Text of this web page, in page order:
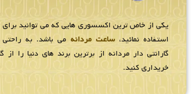
یکی از خاص ترین اکسسوری هایی که می توانید برای
استفاده نمائید، ساعت مردانه می باشد. به
گارانتی دار مردانه از برترین برند های دنیا را از
خریداری کنید.